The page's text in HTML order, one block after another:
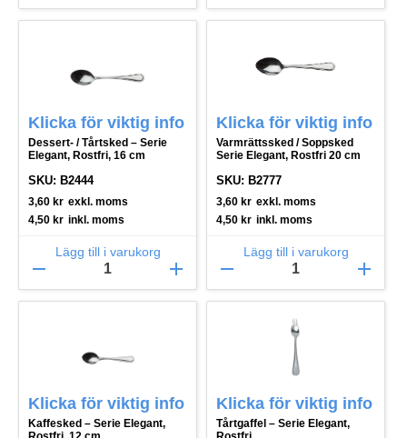
Klicka för viktig info
Dessert- / Tårtsked – Serie
Elegant, Rostfri, 16 cm
SKU: B2444
3,60 kr exkl. moms
4,50 kr inkl. moms
Lägg till i varukorg
remove add
Klicka för viktig info
Varmrättssked / Soppsked
Serie Elegant, Rostfri 20 cm
SKU: B2777
3,60 kr exkl. moms
4,50 kr inkl. moms
Lägg till i varukorg
remove add
Klicka för viktig info
Kaffesked – Serie Elegant,
Klicka för viktig info
Tårtgaffel – Serie Elegant,